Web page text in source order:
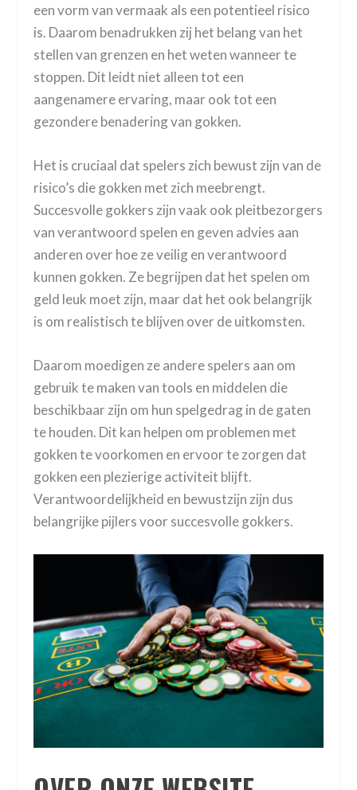
een vorm van vermaak als een potentieel risico
is. Daarom benadrukken zij het belang van het
stellen van grenzen en het weten wanneer te
stoppen. Dit leidt niet alleen tot een
aangenamere ervaring, maar ook tot een
gezondere benadering van gokken.
Het is cruciaal dat spelers zich bewust zijn van de
risico’s die gokken met zich meebrengt.
Succesvolle gokkers zijn vaak ook pleitbezorgers
van verantwoord spelen en geven advies aan
anderen over hoe ze veilig en verantwoord
kunnen gokken. Ze begrijpen dat het spelen om
geld leuk moet zijn, maar dat het ook belangrijk
is om realistisch te blijven over de uitkomsten.
Daarom moedigen ze andere spelers aan om
gebruik te maken van tools en middelen die
beschikbaar zijn om hun spelgedrag in de gaten
te houden. Dit kan helpen om problemen met
gokken te voorkomen en ervoor te zorgen dat
gokken een plezierige activiteit blijft.
Verantwoordelijkheid en bewustzijn zijn dus
belangrijke pijlers voor succesvolle gokkers.